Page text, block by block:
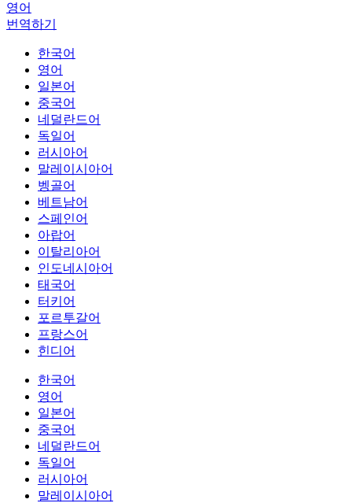
영어
번역하기
한국어
영어
일본어
중국어
네덜란드어
독일어
러시아어
말레이시아어
벵골어
베트남어
스페인어
아랍어
이탈리아어
인도네시아어
태국어
터키어
포르투갈어
프랑스어
힌디어
한국어
영어
일본어
중국어
네덜란드어
독일어
러시아어
말레이시아어